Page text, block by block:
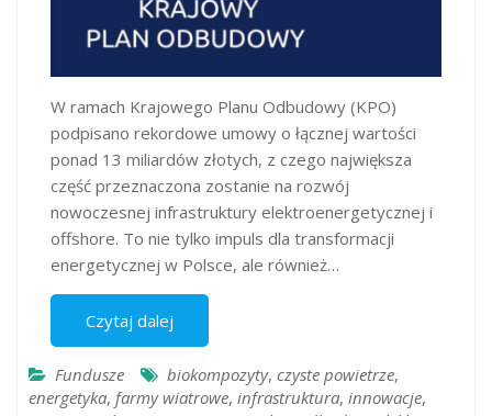
W ramach Krajowego Planu Odbudowy (KPO)
podpisano rekordowe umowy o łącznej wartości
ponad 13 miliardów złotych, z czego największa
część przeznaczona zostanie na rozwój
nowoczesnej infrastruktury elektroenergetycznej i
offshore. To nie tylko impuls dla transformacji
energetycznej w Polsce, ale również…
Czytaj dalej
Fundusze biokompozyty, czyste powietrze,
energetyka, farmy wiatrowe, infrastruktura, innowacje,